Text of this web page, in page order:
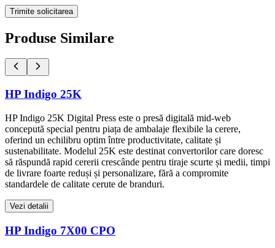
Trimite solicitarea
Produse Similare
HP Indigo 25K
HP Indigo 25K Digital Press este o presă digitală mid-web
concepută special pentru piața de ambalaje flexibile la cerere,
oferind un echilibru optim între productivitate, calitate și
sustenabilitate. Modelul 25K este destinat convertorilor care doresc
să răspundă rapid cererii crescânde pentru tiraje scurte și medii, timpi
de livrare foarte reduși și personalizare, fără a compromite
standardele de calitate cerute de branduri.
Vezi detalii
HP Indigo 7X00 CPO